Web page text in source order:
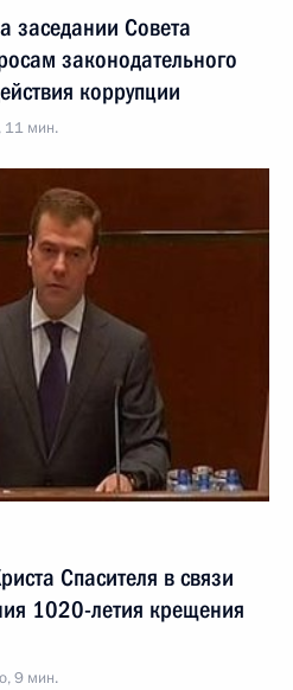
заседании Совета
законодательного
коррупции
11 мин.
Спасителя в связи
1020-летия крещения
9 мин.